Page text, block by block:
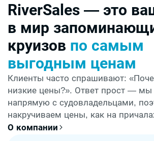
RiverSales — это
в мир
круизов по самым
выгодным ценам
Клиенты часто спрашивают:
низкие цены?». Ответ прост — мы
напрямую с судовладельцами,
накручиваем цены, как на
О компании